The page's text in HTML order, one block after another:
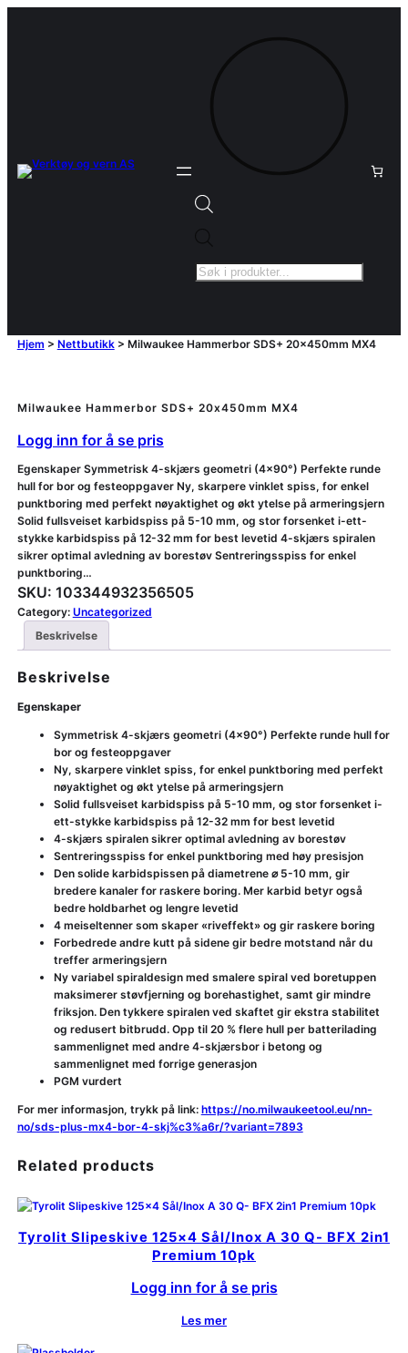
Products
Hjem > Nettbutikk> Milwaukee Hammerbor SDS+ 20x450mm MX4
Milwaukee Hammerbor SDS+ 20x450mm MX4
Logg inn for å se pris
Egenskaper Symmetrisk 4-skjærs geometri (4×90°) Perfekte runde
hull for bor og festeoppgaver Ny, skarpere vinklet spiss, for enkel
punktboring med perfekt nøyaktighet og økt ytelse på armeringsjern
Solid fullsveiset karbidspiss på 5-10 mm, og stor forsenket i-ett-
stykke karbidspiss på 12-32 mm for best levetid 4-skjærs spiralen
sikrer optimal avledning av borestøv Sentreringsspiss for enkel
punktboring…
SKU: 103344932356505
Category: Uncategorized
Beskrivelse
Beskrivelse
Egenskaper
Symmetrisk 4-skjærs geometri (4×90°) Perfekte runde hull for
bor og festeoppgaver
Ny, skarpere vinklet spiss, for enkel punktboring med perfekt
nøyaktighet og økt ytelse på armeringsjern
Solid fullsveiset karbidspiss på 5-10 mm, og stor forsenket i-
ett-stykke karbidspiss på 12-32 mm for best levetid
4-skjærs spiralen sikrer optimal avledning av borestøv
Sentreringsspiss for enkel punktboring med høy presisjon
Den solide karbidspissen på diametrene ⌀ 5-10 mm, gir
bredere kanaler for raskere boring. Mer karbid betyr også
bedre holdbarhet og lengre levetid
4 meiseltenner som skaper «riveffekt» og gir raskere boring
Forbedrede andre kutt på sidene gir bedre motstand når du
treffer armeringsjern
Ny variabel spiraldesign med smalere spiral ved boretuppen
maksimerer støvfjerning og borehastighet, samt gir mindre
friksjon. Den tykkere spiralen ved skaftet gir ekstra stabilitet
og redusert bitbrudd. Opp til 20 % flere hull per batterilading
sammenlignet med andre 4-skjærsbor i betong og
sammenlignet med forrige generasjon
PGM vurdert
For mer informasjon, trykk på link: https://no.milwaukeetool.eu/nn-
no/sds-plus-mx4-bor-4-skj%c3%a6r/?variant=7893
Related products
Tyrolit Slipeskive 125×4 Sål/Inox A 30 Q- BFX 2in1
Premium 10pk
Logg inn for å se pris
Les mer